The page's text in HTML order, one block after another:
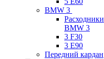
BMW 3
Расходники
BMW 3
3 F30
3 E90
Передний кардан